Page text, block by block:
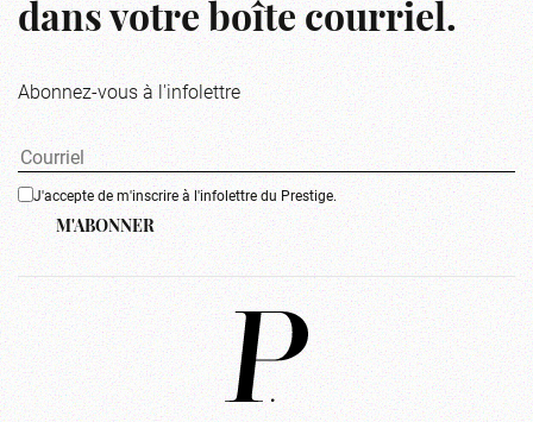
dans votre boîte courriel.
Abonnez-vous à l'infolettre
J'accepte de m'inscrire à l'infolettre du Prestige.
M'ABONNER